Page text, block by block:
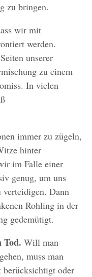
zu bringen.
wir mit
werden.
unserer
zu einem
In vielen
immer zu zügeln,
hinter
im Falle einer
genug, um uns
verteidigen. Dann
Rohling in der
gedemütigt.
Tod. Will man
muss man
berücksichtigt oder